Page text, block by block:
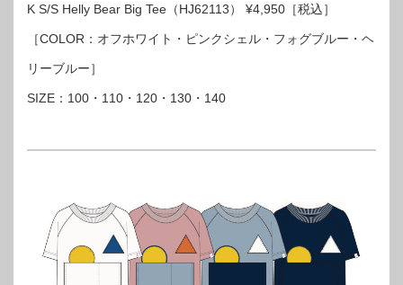
K S/S Helly Bear Big Tee（HJ62113） ¥4,950［税込］
［COLOR：オフホワイト・ピンクシェル・フォグブルー・ヘ
リーブルー］
SIZE：100・110・120・130・140